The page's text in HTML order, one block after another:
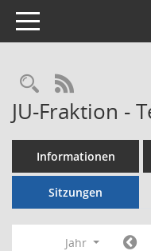
Toggle navigation
RSS-Feed
JU-Fraktion -
Informationen
Sitzungen
Jahr